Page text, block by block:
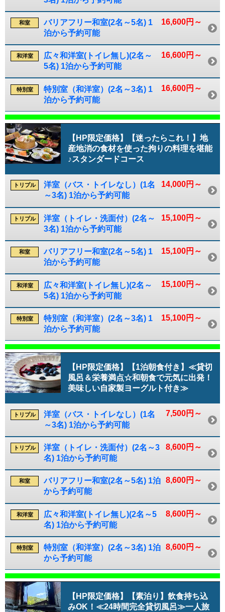
16,600円～
和室
バリアフリー和室(2名～5名) 1
泊から予約可能
16,600円～
和洋室
広々和洋室(トイレ無し)(2名～
5名) 1泊から予約可能
16,600円～
特別室
特別室（和洋室）(2名～3名) 1
泊から予約可能
【HP限定価格】【迷ったらこれ！】地
産地消の食材を使った拘りの料理を堪能
♪スタンダードコース
14,000円～
トリプル
洋室（バス・トイレなし）(1名
～3名) 1泊から予約可能
15,100円～
トリプル
洋室（トイレ・洗面付）(2名～
3名) 1泊から予約可能
15,100円～
和室
バリアフリー和室(2名～5名) 1
泊から予約可能
15,100円～
和洋室
広々和洋室(トイレ無し)(2名～
5名) 1泊から予約可能
15,100円～
特別室
特別室（和洋室）(2名～3名) 1
泊から予約可能
【HP限定価格】【1泊朝食付き】≪貸切
風呂＆栄養満点☆和朝食で元気に出発！
美味しい自家製ヨーグルト付き≫
7,500円～
トリプル
洋室（バス・トイレなし）(1名
～3名) 1泊から予約可能
8,600円～
トリプル
洋室（トイレ・洗面付）(2名～3
名) 1泊から予約可能
8,600円～
和室
バリアフリー和室(2名～5名) 1泊
から予約可能
8,600円～
和洋室
広々和洋室(トイレ無し)(2名～5
名) 1泊から予約可能
8,600円～
特別室
特別室（和洋室）(2名～3名) 1泊
から予約可能
【HP限定価格】【素泊り】飲食持ち込
みOK！≪24時間完全貸切風呂≫一人旅